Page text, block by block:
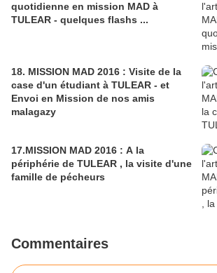
quotidienne en mission MAD à
TULEAR - quelques flashs ...
18. MISSION MAD 2016 : Visite de la
case d'un étudiant à TULEAR - et
Envoi en Mission de nos amis
malagazy
17.MISSION MAD 2016 : A la
périphérie de TULEAR , la visite d'une
famille de pécheurs
Commentaires